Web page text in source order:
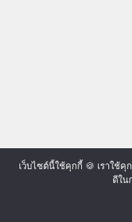
เว็บไซต์นี้ใช้คุกกี้ 🍪 เราใช้
ดีใน